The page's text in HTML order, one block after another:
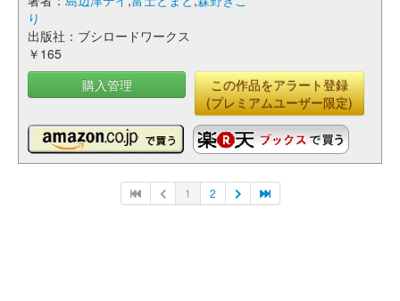
り
出版社：ブシロードワークス
￥165
購入管理
この作品をアラート登録
(プレミアムユーザー限定)
1 2